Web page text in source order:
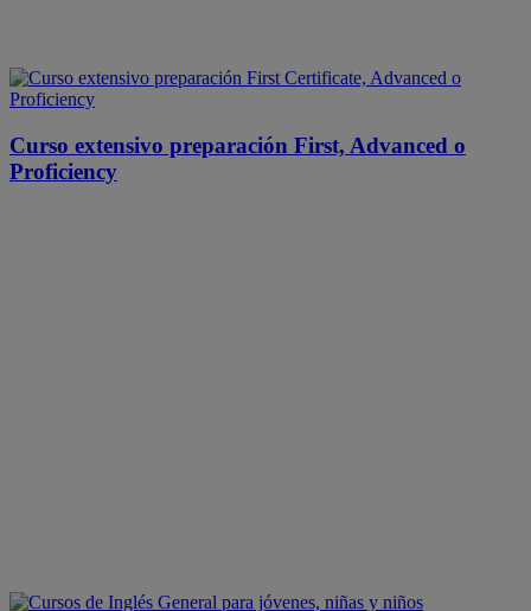
Curso extensivo preparación First, Advanced o
Proficiency